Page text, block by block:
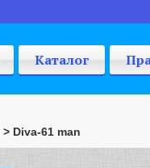
Каталог
> Diva-61 man